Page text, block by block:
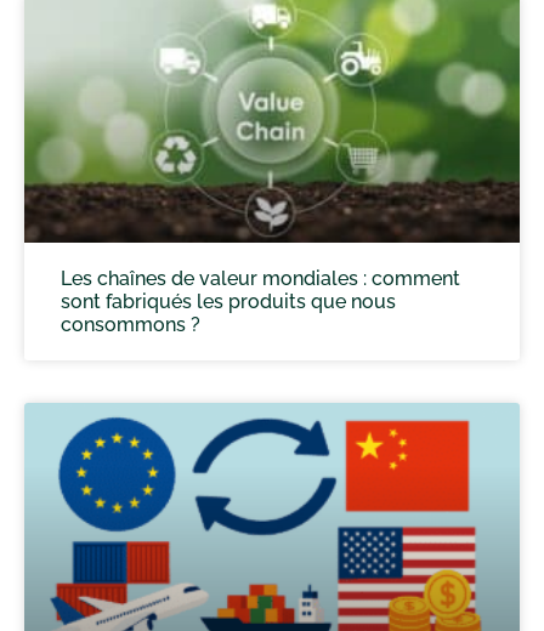
Les chaînes de valeur mondiales : comment
sont fabriqués les produits que nous
consommons ?